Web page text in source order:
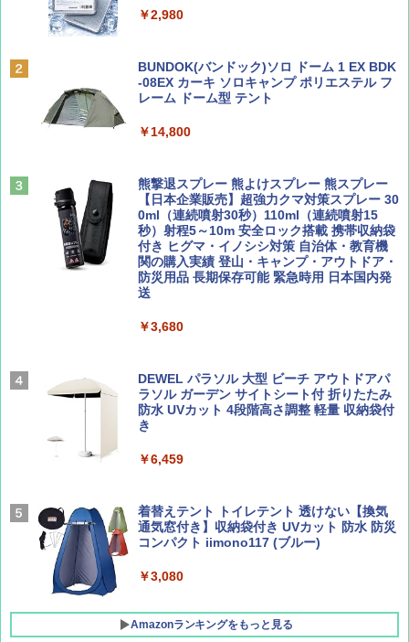
ディズニーファン ２０２６年 ９月号 [雑
誌] (ＤＩＳＮＥＹ ＦＡＮ)
山と溪谷 2026年8月号「南アルプス大全」
￥1,540
Coyote No.89 特集 星野道夫 夢見る旅
￥1,540
AIRLINE（エアライン）2026年9月号【特
集】ボーイング110周年を祝して！
￥1,760
地球の歩き方 スター・ウォーズ
￥2,695
僕が見た未来【完全版】
￥0
A26 地球の歩き方 チェコ ポーランド スロヴ
パ
A09 地球の歩き方 イタリア 2026～2027 地
球の歩き方A ヨーロッパ
￥2,479
&ハイキング カーキ PATC-150(KH)
PYKES PEAK (パイクスピーク) 着替えテン
人用 折りたたみ 防災グッズ 災害用トイレ ビ
￥4,980
ENDLESS BASE 《めざましテレビで紹介》
テント ワンタッチ RENEW 幅200 2-3人用 43
500002(88859)
広げるだけ パッとサッとテント ブラックコ
ーティング フルクローズ メッシュ 3-4人用
簡単設置 ポップアップテント エクルベージ
ュ(BC仕様) PATC-150B(EB)
￥9,990
[キャンパーズコレクション 山善] 傘みたいに
広げるだけ パッとサッとテント キューブワ
イド ブラックコーティング フルクローズ メ
ATCW-150B エクルベージュ
￥2,980
BUNDOK(バンドック)ソロ ドーム 1 EX BDK
-08EX カーキ ソロキャンプ ポリエステル フ
レーム ドーム型 テント
￥14,800
熊撃退スプレー 熊よけスプレー 熊スプレー
【日本企業販売】超強力クマ対策スプレー 30
0ml（連続噴射30秒）110ml（連続噴射15
秒）射程5～10m 安全ロック搭載 携帯収納袋
付き ヒグマ・イノシシ対策 自治体・教育機
関の購入実績 登山・キャンプ・アウトドア・
防災用品 長期保存可能 緊急時用 日本国内発
送
￥3,680
DEWEL パラソル 大型 ビーチ アウトドアパ
ラソル ガーデン サイトシート付 折りたたみ
防水 UVカット 4段階高さ調整 軽量 収納袋付
き
￥6,459
着替えテント トイレテント 透けない【換気
通気窓付き】収納袋付き UVカット 防水 防災
コンパクト iimono117 (ブルー)
￥3,080
Amazonランキングをもっと見る